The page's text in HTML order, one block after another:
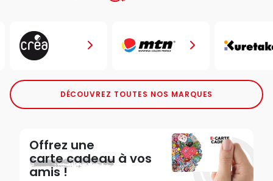
DÉCOUVREZ TOUTES NOS MARQUES
Offrez une
carte cadeau à vos
amis !